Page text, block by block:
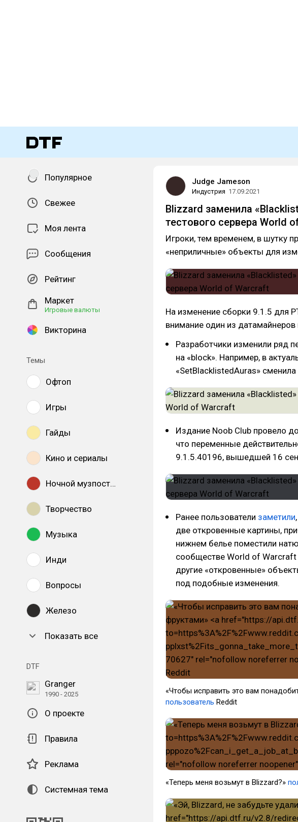
Популярное
Свежее
Моя лента
Сообщения
Рейтинг
Маркет
Игровые валюты
Викторина
Темы
Офтоп
Игры
Гайды
Кино и сериалы
Ночной музпостинг
Творчество
Музыка
Инди
Вопросы
Железо
Показать все
DTF
Granger
1990 - 2025
О проекте
Правила
Реклама
Системная тема
Judge Jameson
Индустрия 17.09.2021
Blizzard заменила
тестового сервера World
Игроки, тем временем, в шутку
«неприличные» объекты для
На изменение сборки 9.1.5 для
внимание один из датамайнеров
Разработчики изменили ряд
на «block». Например, в
«SetBlacklistedAuras»
Издание Noob Club провело
что переменные
9.1.5.40196, вышедшей 16
Ранее пользователи заметили
две откровенные картины,
нижнем белье поместили
сообществе World of Warcraft
другие «откровенные»
под подобные изменения.
«Чтобы исправить это вам
пользователь Reddit
«Теперь меня возьмут в Blizzard?»